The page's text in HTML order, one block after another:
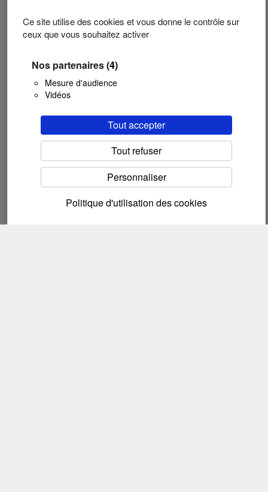
Ce site utilise des cookies et vous donne le contrôle sur
ceux que vous souhaitez activer
Nos partenaires(4)
Mesure d'audience
Vidéos
Tout accepter
Tout refuser
Personnaliser
Politique d'utilisation des cookies